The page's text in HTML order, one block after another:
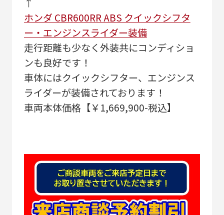
ホンダ CBR600RR ABS クイックシフタ
ー・エンジンスライダー装備
走行距離も少なく外装共にコンディショ
ンも良好です！
車体にはクイックシフター、エンジンス
ライダーが装備されております！
車両本体価格【￥1,669,900-税込】